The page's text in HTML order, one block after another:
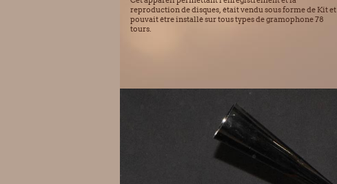
reproduction de disques, était vendu sous forme de Kit et
pouvait être installé sur tous types de gramophone 78
tours.